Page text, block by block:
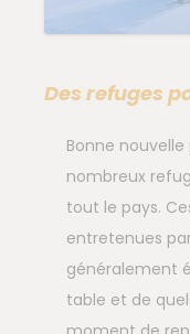
Des refuges
Bonne
nombreux
tout le pays.
entretenues
généralement
table et de